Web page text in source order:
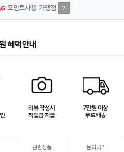
포인트사용 가맹점 ?
관련상품 문의하기